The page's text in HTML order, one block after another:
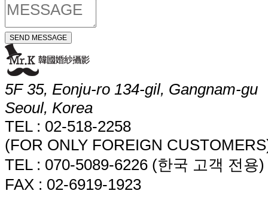
5F 35, Eonju-ro 134-gil, Gangnam-gu
Seoul, Korea
TEL : 02-518-2258
(FOR ONLY FOREIGN
TEL : 070-5089-6226 (한국 고객 전용)
FAX : 02-6919-1923